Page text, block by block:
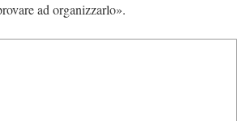
ad organizzarlo».